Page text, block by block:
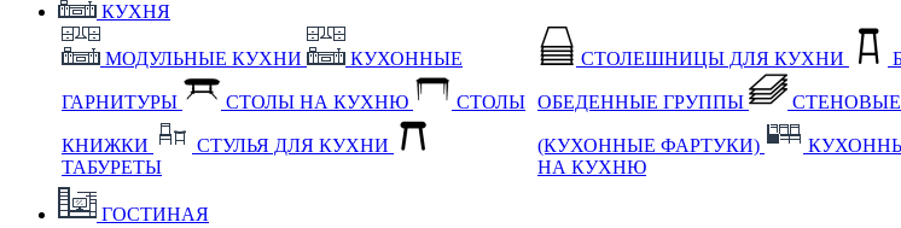
КУХНЯ
МОДУЛЬНЫЕ КУХНИ КУХОННЫЕ
ГАРНИТУРЫ СТОЛЫ НА КУХНЮ СТОЛЫ
КНИЖКИ
СТУЛЬЯ ДЛЯ КУХНИ
ТАБУРЕТЫ
СТОЛЕШНИЦЫ ДЛЯ КУХНИ
ОБЕДЕННЫЕ ГРУППЫ
(КУХОННЫЕ ФАРТУКИ)
НА КУХНЮ
ГОСТИНАЯ